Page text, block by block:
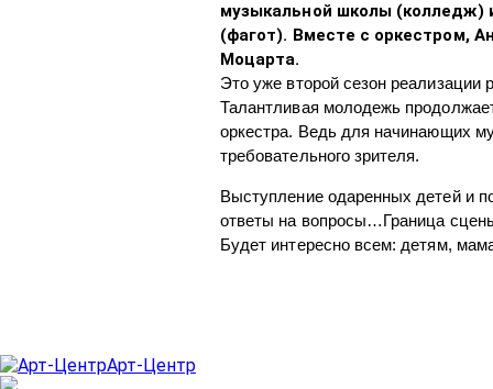
музыкальной школы (колледж)
(фагот). Вместе с оркестром,
Моцарта.
Это уже второй сезон реализации
Талантливая молодежь
оркестра. Ведь для начинающих
требовательного зрителя.
Выступление одаренных детей и
ответы на вопросы…Граница
Будет интересно всем: детям,
Арт-Центр